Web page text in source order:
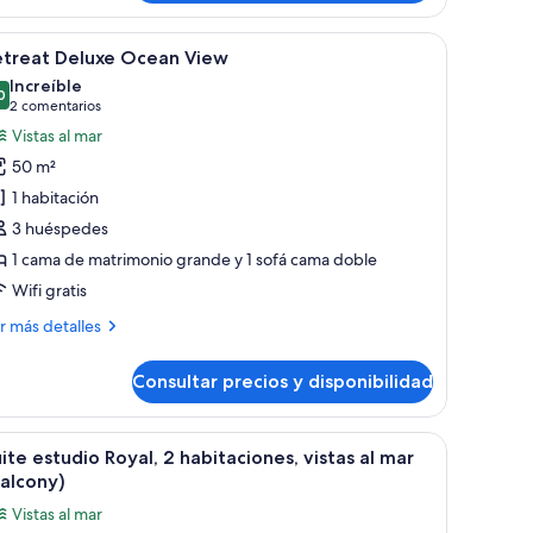
mesita redonda y una botella de vino. Se observan macetas de terracota
Un balcón con dos sillas de mimbre, una
9 Deluxe Ocean View
de 10
Increíble
2 comentarios
(2 comentarios)
Vistas al mar
50 m²
1 habitación
3 huéspedes
1 cama de matrimonio grande y 1 sofá cama doble
Wifi gratis
más detalles
Consultar precios y disponibilidad
un banco y vista al océano a través de un ventanal corredizo.
Habitación de hotel con una cama grande,
16 estudio Royal, 2 habitaciones, vistas al mar
Vistas al mar